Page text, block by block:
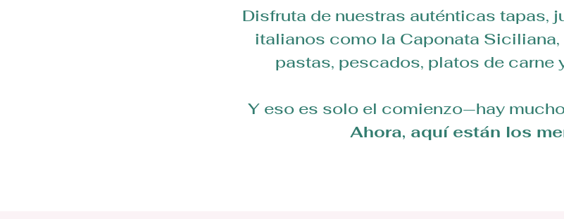
Disfruta de nuestras auténticas tapas,
italianos como la Caponata Siciliana,
pastas, pescados, platos de carne
Y eso es solo el comienzo—hay
Ahora, aquí están los